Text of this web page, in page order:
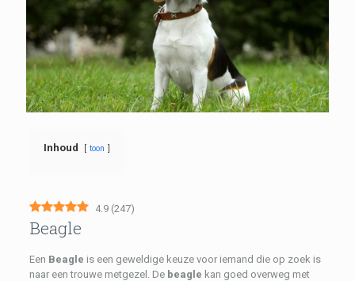
Inhoud toon
4.9 (247)
Beagle
Een Beagle is een geweldige keuze voor iemand die op zoek is
naar een trouwe metgezel. De beagle kan goed overweg met